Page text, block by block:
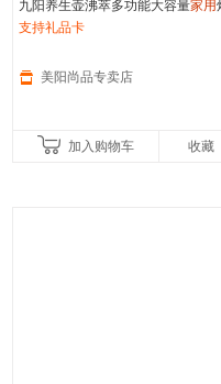
九阳养生壶沸萃多功能大容量家用
煮一体陶瓷花茶壶电热烧水壶
支持礼品卡
美阳尚品专卖店
加入购物车 收藏